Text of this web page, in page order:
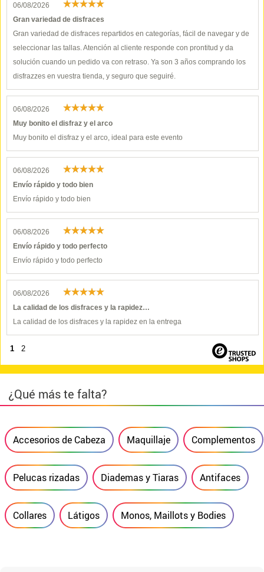
06/08/2026
Gran variedad de disfraces
Gran variedad de disfraces repartidos en categorías, fácil de navegar y de
seleccionar las tallas. Atención al cliente responde con prontitud y da
solución cuando un pedido va con retraso. Ya son 3 años comprando los
disfrazzes en vuestra tienda, y seguro que seguiré.
06/08/2026
Muy bonito el disfraz y el arco
Muy bonito el disfraz y el arco, ideal para este evento
06/08/2026
Envío rápido y todo bien
Envío rápido y todo bien
06/08/2026
Envío rápido y todo perfecto
Envío rápido y todo perfecto
06/08/2026
La calidad de los disfraces y la rapidez…
La calidad de los disfraces y la rapidez en la entrega
1 2
¿Qué más te falta?
Accesorios de Cabeza Maquillaje Complementos
Pelucas rizadas Diademas y Tiaras Antifaces
Collares Látigos Monos, Maillots y Bodies